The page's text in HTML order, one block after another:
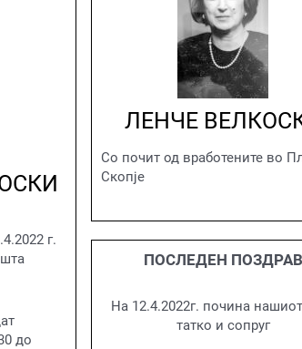
г.
до
ЛЕНЧЕ
Со почит од вработените во
Скопје
ПОСЛЕДЕН ПОЗДРАВ
На 12.4.2022г. почина
татко и сопруг